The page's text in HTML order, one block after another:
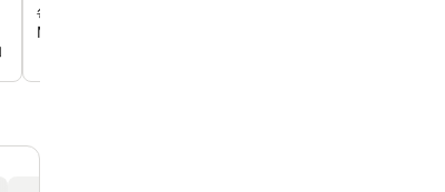
每間客房都備有來自大山（Mt. Daisen）的天然礦泉水，
Monde Selection獎項，讓你隨時保持水分充足。